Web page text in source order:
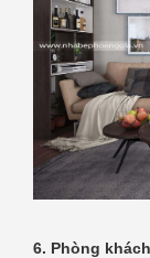
6. Phòng